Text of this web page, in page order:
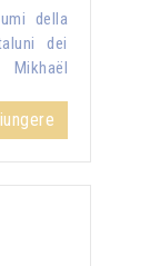
della
dei
Mikhaël